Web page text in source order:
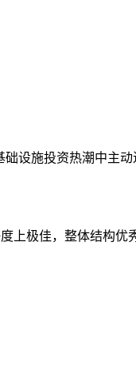
设施投资热潮中主
上极佳，整体结构优